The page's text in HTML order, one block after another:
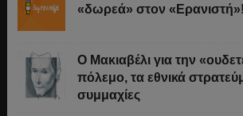
«δωρεά» στον «Ερανιστή»!
O Μακιαβέλι για την
πόλεμο, τα εθνικά
συμμαχίες